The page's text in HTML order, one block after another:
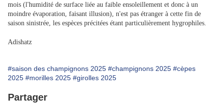
mois (l'humidité de surface liée au faible ensoleillement et donc à un
moindre évaporation, faisant illusion), n'est pas étranger à cette fin de
saison sinistrée, les espèces précitées étant particulièrement hygrophiles.
Adishatz
#saison des champignons 2025 #champignons 2025 #cèpes
2025 #morilles 2025 #girolles 2025
Partager